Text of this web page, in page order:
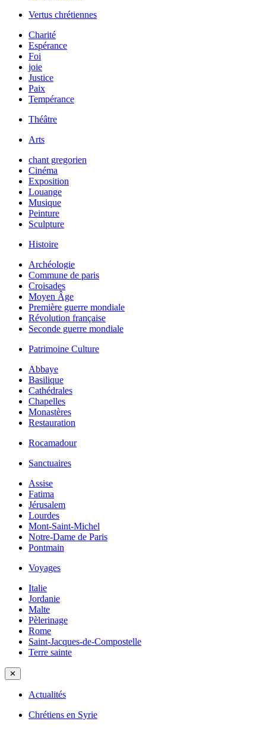
Vertus chrétiennes
Charité
Espérance
Foi
joie
Justice
Paix
Tempérance
Théâtre
Arts
chant gregorien
Cinéma
Exposition
Louange
Musique
Peinture
Sculpture
Histoire
Archéologie
Commune de paris
Croisades
Moyen Âge
Première guerre mondiale
Révolution française
Seconde guerre mondiale
Patrimoine Culture
Abbaye
Basilique
Cathédrales
Chapelles
Monastères
Restauration
Rocamadour
Sanctuaires
Assise
Fatima
Jérusalem
Lourdes
Mont-Saint-Michel
Notre-Dame de Paris
Pontmain
Voyages
Italie
Jordanie
Malte
Pèlerinage
Rome
Saint-Jacques-de-Compostelle
Terre sainte
✕
Actualités
Chrétiens en Syrie